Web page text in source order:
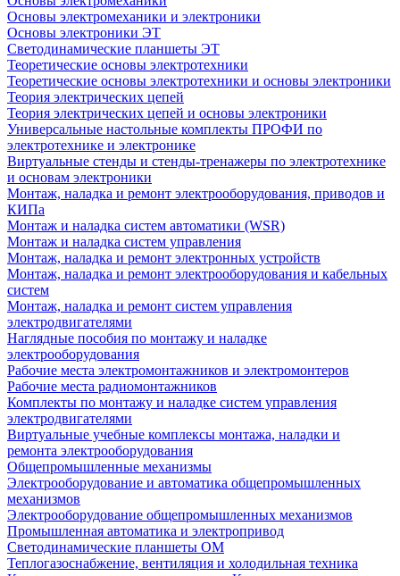
Основы электромеханики и электроники
Основы электроники ЭТ
Светодинамические планшеты ЭТ
Теоретические основы электротехники
Теоретические основы электротехники и основы электроники
Теория электрических цепей
Теория электрических цепей и основы электроники
Универсальные настольные комплекты ПРОФИ по
электротехнике и электронике
Виртуальные стенды и стенды-тренажеры по электротехнике
и основам электроники
Монтаж, наладка и ремонт электрооборудования, приводов и
КИПа
Монтаж и наладка систем автоматики (WSR)
Монтаж и наладка систем управления
Монтаж, наладка и ремонт электронных устройств
Монтаж, наладка и ремонт электрооборудования и кабельных
систем
Монтаж, наладка и ремонт систем управления
электродвигателями
Наглядные пособия по монтажу и наладке
электрооборудования
Рабочие места электромонтажников и электромонтеров
Рабочие места радиомонтажников
Комплекты по монтажу и наладке систем управления
электродвигателями
Виртуальные учебные комплексы монтажа, наладки и
ремонта электрооборудования
Общепромышленные механизмы
Электрооборудование и автоматика общепромышленных
механизмов
Электрооборудование общепромышленных механизмов
Промышленная автоматика и электропривод
Светодинамические планшеты ОМ
Теплогазоснабжение, вентиляция и холодильная техника